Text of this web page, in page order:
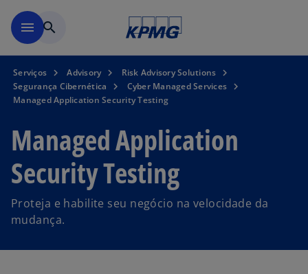
menu search
Serviços Advisory
Risk Advisory Solutions
Segurança Cibernética
Cyber Managed Services
Managed Application Security Testing
Managed Application
Security Testing
Proteja e habilite seu negócio na velocidade da
mudança.